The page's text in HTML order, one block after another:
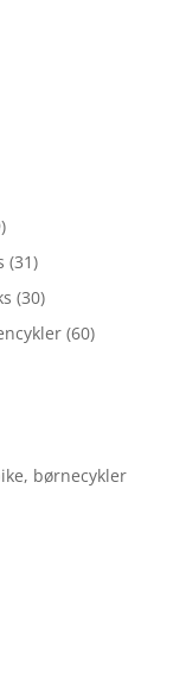
(31)
(30)
(60)
børnecykler